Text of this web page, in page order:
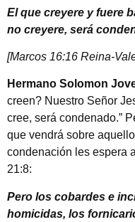
El que creyere y fuere
no creyere, será
[Marcos 16:16 Reina-
Hermano Solomon
creen? Nuestro Señor
cree, será condenado.”
que vendrá sobre
condenación les espera
21:8:
Pero los cobardes e
homicidas, los